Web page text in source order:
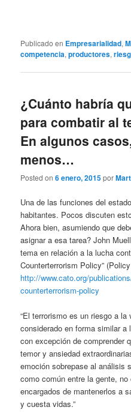
Publicado en Empresarialidad,
competencia,productores,
¿Cuánto habría
para combatir al
En algunos
menos…
Posted on6 enero, 2015por
Una de las funciones del
habitantes. Pocos discuten
Ahora bien, asumiendo que
asignar a esa tarea? John
tema en relación a la lucha
Counterterrorism Policy”
http://www.cato.org/
counterterrorism-policy
“El terrorismo es un riesgo a
considerado en forma similar
con excepción de comprender
temor y ansiedad
emoción sobrepase al análisis
como común entre la gente,
encargados de mantenerlos a
y cuesta vidas.”